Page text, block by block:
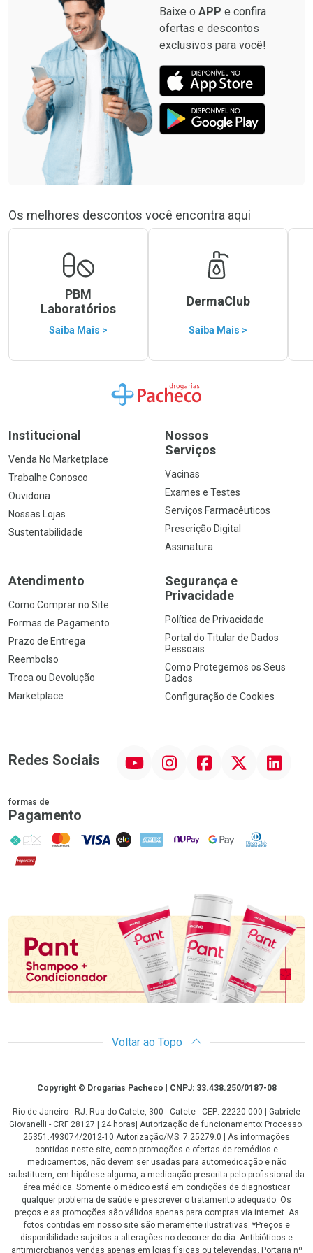
Baixe o APP e confira
ofertas e descontos
exclusivos para você!
Os melhores descontos você encontra aqui
PBM
Laboratórios
Saiba Mais >
DermaClub
Saiba Mais >
Ir para a Home
Institucional
Venda No Marketplace
Trabalhe Conosco
Ouvidoria
Nossas Lojas
Sustentabilidade
Nossos
Serviços
Vacinas
Exames e Testes
Serviços Farmacêuticos
Prescrição Digital
Assinatura
Atendimento
Como Comprar no Site
Formas de Pagamento
Prazo de Entrega
Reembolso
Troca ou Devolução
Marketplace
Segurança e
Privacidade
Política de Privacidade
Portal do Titular de Dados
Pessoais
Como Protegemos os Seus
Dados
Configuração de Cookies
Redes Sociais InstagramFacebookTwitter Linkedin
formas de
Pagamento
PIX MasterCard
VISA ELO AMEX NuPay Google PayDiners Club
Hipercard
Promoção em Destaque
Voltar ao Topo
CopyrightCopyright © Drogarias Pacheco | CNPJ: 33.438.250/0187-08
Rio de Janeiro - RJ: Rua do Catete, 300 - Catete - CEP: 22220-000 | Gabriele
Giovanelli - CRF 28127 | 24 horas| Autorização de funcionamento: Processo:
25351.493074/2012-10 Autorização/MS: 7.25279.0 | As informações
contidas neste site, como promoções e ofertas de remédios e
medicamentos, não devem ser usadas para automedicação e não
substituem, em hipótese alguma, a medicação prescrita pelo profissional da
área médica. Somente o médico está em condições de diagnosticar
qualquer problema de saúde e prescrever o tratamento adequado. Os
preços e as promoções são válidos apenas para compras via internet. As
fotos contidas em nosso site são meramente ilustrativas. *Preços e
disponibilidade sujeitos a alterações no decorrer do dia. Antibióticos e
antimicrobianos vendas apenas em lojas físicas ou televendas. Portaria nº